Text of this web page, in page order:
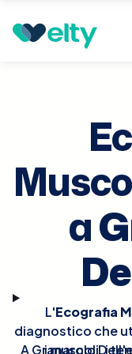
Prenota visita
a
L'Ecografia
diagnostico che
i muscoli, i
A Granarolo